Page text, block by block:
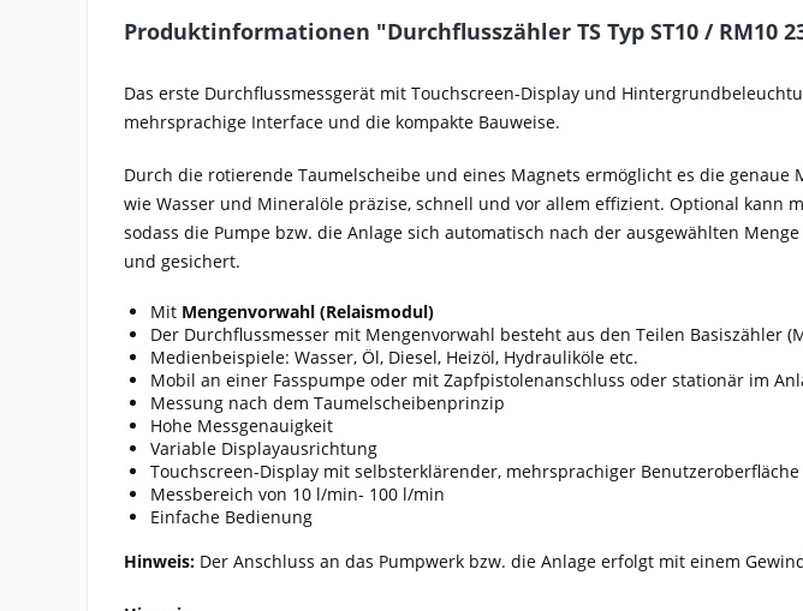
Produktinformationen "Durchflusszähler TS Typ ST10 / RM10
Das erste Durchflussmessgerät mit Touchscreen-Display und
mehrsprachige Interface und die kompakte Bauweise.
Durch die rotierende Taumelscheibe und eines Magnets ermöglicht es die
wie Wasser und Mineralöle präzise, schnell und vor allem effizient. Optional kann
sodass die Pumpe bzw. die Anlage sich automatisch nach der ausgewählten
und gesichert.
Mit Mengenvorwahl (Relaismodul)
Der Durchflussmesser mit Mengenvorwahl besteht aus den Teilen Basiszähler
Medienbeispiele: Wasser, Öl, Diesel, Heizöl, Hydrauliköle etc.
Mobil an einer Fasspumpe oder mit Zapfpistolenanschluss oder stationär im
Messung nach dem Taumelscheibenprinzip
Hohe Messgenauigkeit
Variable Displayausrichtung
Touchscreen-Display mit selbsterklärender, mehrsprachiger Benutzeroberfläche
Messbereich von 10 l/min- 100 l/min
Einfache Bedienung
Hinweis: Der Anschluss an das Pumpwerk bzw. die Anlage erfolgt mit einem